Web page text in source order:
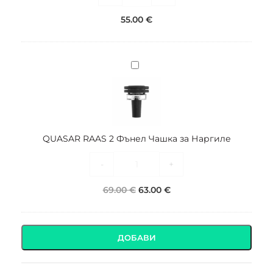
55.00 €
QUASAR
2
Фънел
Чашка
Наргиле
QUASAR RAAS 2 Фънел Чашка за Наргиле
+
69.00€ 63.00 €
ДОБАВИ